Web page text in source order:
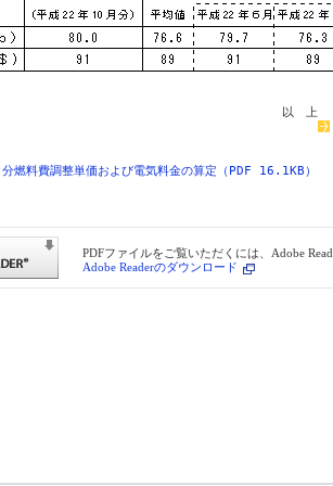
燃料費調整単価および電気料金の算定（PDF 16.1KB）
PDFファイルをご覧いただくには、Adobe
Adobe Readerのダウンロード